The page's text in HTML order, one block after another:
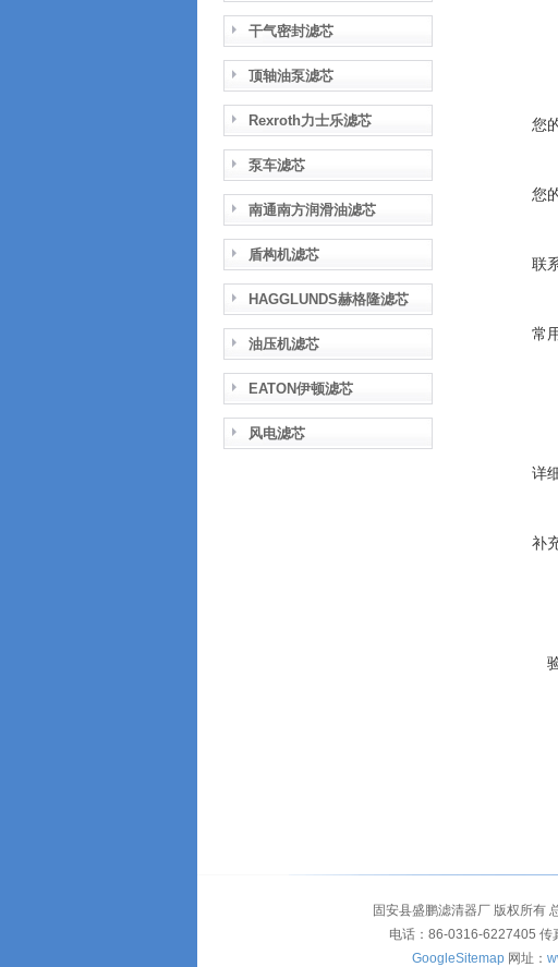
干气密封滤芯
顶轴油泵滤芯
Rexroth力士乐滤芯
泵车滤芯
南通南方润滑油滤芯
盾构机滤芯
HAGGLUNDS赫格隆滤芯
油压机滤芯
EATON伊顿滤芯
风电滤芯
您
您
联
常
详
补
固安县盛鹏滤清器厂 版权所有
电话：86-0316-6227405 传
GoogleSitemap网址：